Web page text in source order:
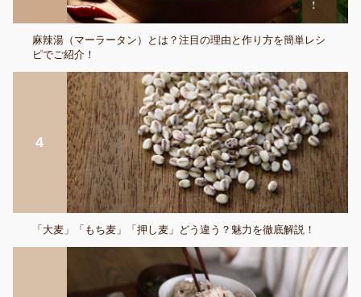
麻辣湯（マーラータン）とは？注目の理由と作り方を簡単レシ
ピでご紹介！
「大麦」「もち麦」「押し麦」どう違う？魅力を徹底解説！